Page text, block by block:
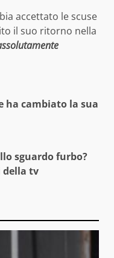
accettato le scuse
il suo ritorno nella
ha cambiato la sua
sguardo furbo?
della tv